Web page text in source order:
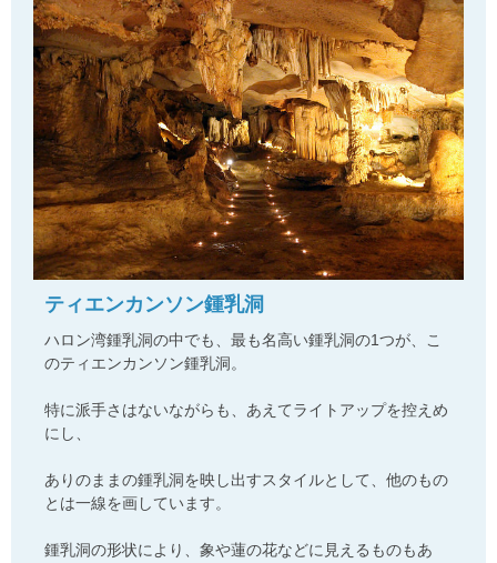
ティエンカンソン鍾乳洞
ハロン湾鍾乳洞の中でも、最も名高い鍾乳洞の1つが、こ
のティエンカンソン鍾乳洞。
特に派手さはないながらも、あえてライトアップを控えめ
にし、
ありのままの鍾乳洞を映し出すスタイルとして、他のもの
とは一線を画しています。
鍾乳洞の形状により、象や蓮の花などに見えるものもあ